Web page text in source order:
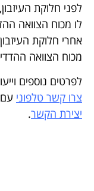
לפני חלוקת
לו מכוח הצוואה
אחרי חלוקת
מכוח הצוואה
לפרטים נוספים
צרו קשר טלפוני
יצירת הקשר.